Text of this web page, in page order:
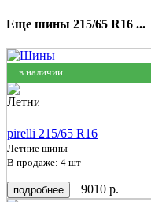
Еще шины 215/65 R16 ...
в наличии
pirelli 215/65 R16
Летние шины
В продаже: 4 шт
подробнее 9010 р.